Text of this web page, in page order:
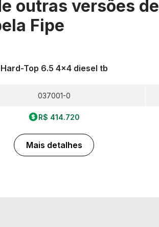
outras versões de
Fipe
Hard-Top 6.5 4x4 diesel tb
037001-0
R$ 414.720
Mais detalhes